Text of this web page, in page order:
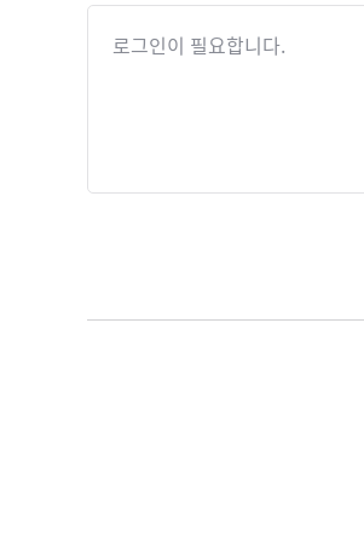
로그인이 필요합니다.